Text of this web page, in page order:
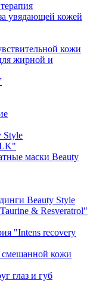
увядающей кожей
кожи
жирной и
Style
маски Beauty
Beauty Style
& Resveratrol"
"Intens recovery
кожи
глаз и губ